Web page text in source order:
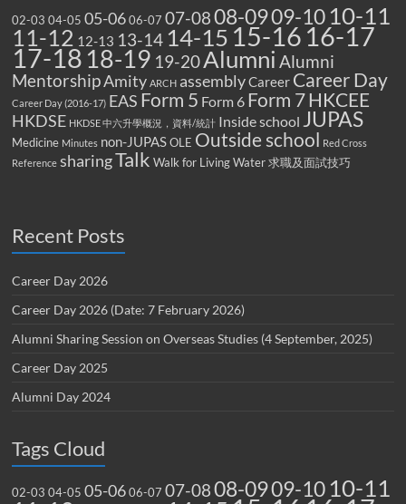
02-03 04-05 05-06 06-07 07-0808-0909-10 10-11
11-12 12-13 13-14 14-15 15-16 16-17
17-18 18-19 19-20Alumni Alumni
MentorshipAmity ARCH assemblyCareer Career Day
Career Day (2016-17) EAS Form 5 Form 6 Form 7HKCEE
HKDSE HKDSE 中六升學概況，資料/統計 Inside school JUPAS
Medicine Minutes non-JUPAS OLE Outside school Red Cross
Reference sharingTalk Walk for Living Water 求職及面試技巧
Recent Posts
Career Day 2026
Career Day 2026 (Date: 7 February 2026)
Alumni Sharing Session on Overseas Studies (4 September, 2025)
Career Day 2025
Alumni Day 2024
Tags Cloud
02-03 04-05 05-06 06-07 07-0808-0909-10 10-11